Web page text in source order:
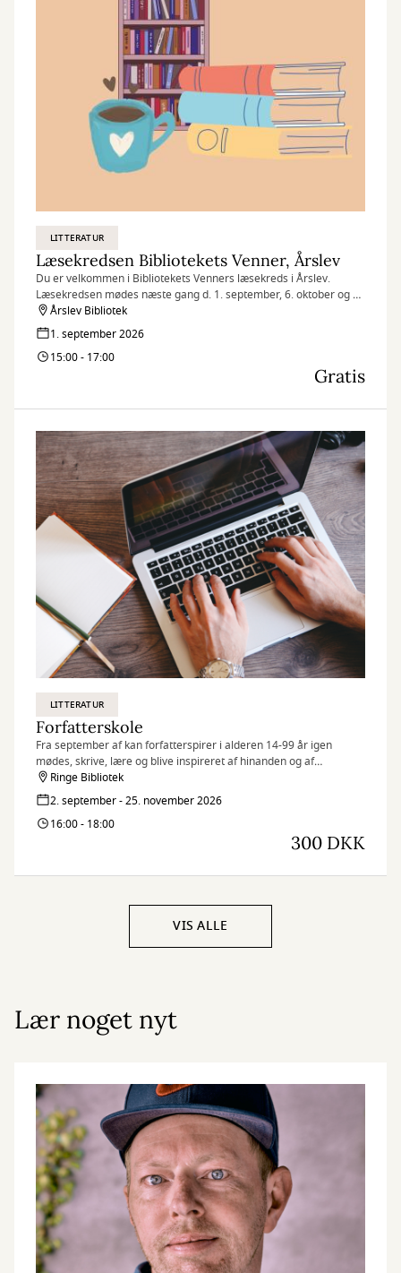
LITTERATUR
Læsekredsen Bibliotekets Venner, Årslev
Du er velkommen i Bibliotekets Venners læsekreds i Årslev.
Læsekredsen mødes næste gang d. 1. september, 6. oktober og 3.
november.
Årslev Bibliotek
1. september 2026
15:00 - 17:00
Gratis
LITTERATUR
Forfatterskole
Fra september af kan forfatterspirer i alderen 14-99 år igen
mødes, skrive, lære og blive inspireret af hinanden og af
underviser Pernille Nederland.
Ringe Bibliotek
2. september - 25. november 2026
16:00 - 18:00
300 DKK
VIS ALLE
Lær noget nyt